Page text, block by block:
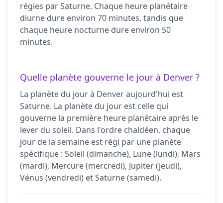
régies par Saturne. Chaque heure planétaire
diurne dure environ 70 minutes, tandis que
chaque heure nocturne dure environ 50
minutes.
Quelle planète gouverne le jour à Denver ?
La planète du jour à Denver aujourd'hui est
Saturne. La planète du jour est celle qui
gouverne la première heure planétaire après le
lever du soleil. Dans l'ordre chaldéen, chaque
jour de la semaine est régi par une planète
spécifique : Soleil (dimanche), Lune (lundi), Mars
(mardi), Mercure (mercredi), Jupiter (jeudi),
Vénus (vendredi) et Saturne (samedi).